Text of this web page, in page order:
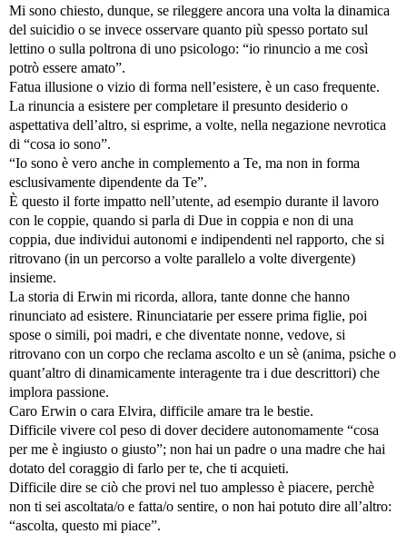
Mi sono chiesto, dunque, se rileggere ancora una volta la dinamica
del suicidio o se invece osservare quanto più spesso portato sul
lettino o sulla poltrona di uno psicologo: “io rinuncio a me così
potrò essere amato”.
Fatua illusione o vizio di forma nell’esistere, è un caso frequente.
La rinuncia a esistere per completare il presunto desiderio o
aspettativa dell’altro, si esprime, a volte, nella negazione nevrotica
di “cosa io sono”.
“Io sono è vero anche in complemento a Te, ma non in forma
esclusivamente dipendente da Te”.
È questo il forte impatto nell’utente, ad esempio durante il lavoro
con le coppie, quando si parla di Due in coppia e non di una
coppia, due individui autonomi e indipendenti nel rapporto, che si
ritrovano (in un percorso a volte parallelo a volte divergente)
insieme.
La storia di Erwin mi ricorda, allora, tante donne che hanno
rinunciato ad esistere. Rinunciatarie per essere prima figlie, poi
spose o simili, poi madri, e che diventate nonne, vedove, si
ritrovano con un corpo che reclama ascolto e un sè (anima, psiche o
quant’altro di dinamicamente interagente tra i due descrittori) che
implora passione.
Caro Erwin o cara Elvira, difficile amare tra le bestie.
Difficile vivere col peso di dover decidere autonomamente “cosa
per me è ingiusto o giusto”; non hai un padre o una madre che hai
dotato del coraggio di farlo per te, che ti acquieti.
Difficile dire se ciò che provi nel tuo amplesso è piacere, perchè
non ti sei ascoltata/o e fatta/o sentire, o non hai potuto dire all’altro:
“ascolta, questo mi piace”.